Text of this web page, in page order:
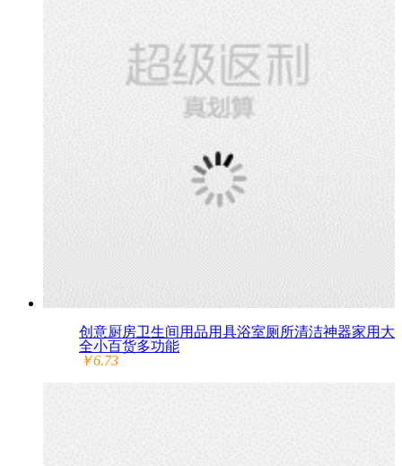
创意厨房卫生间用品用具浴室厕所清洁神器家用大
全小百货多功能
￥6.73